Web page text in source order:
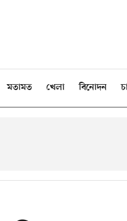
মতামত খেলা বিনোদন